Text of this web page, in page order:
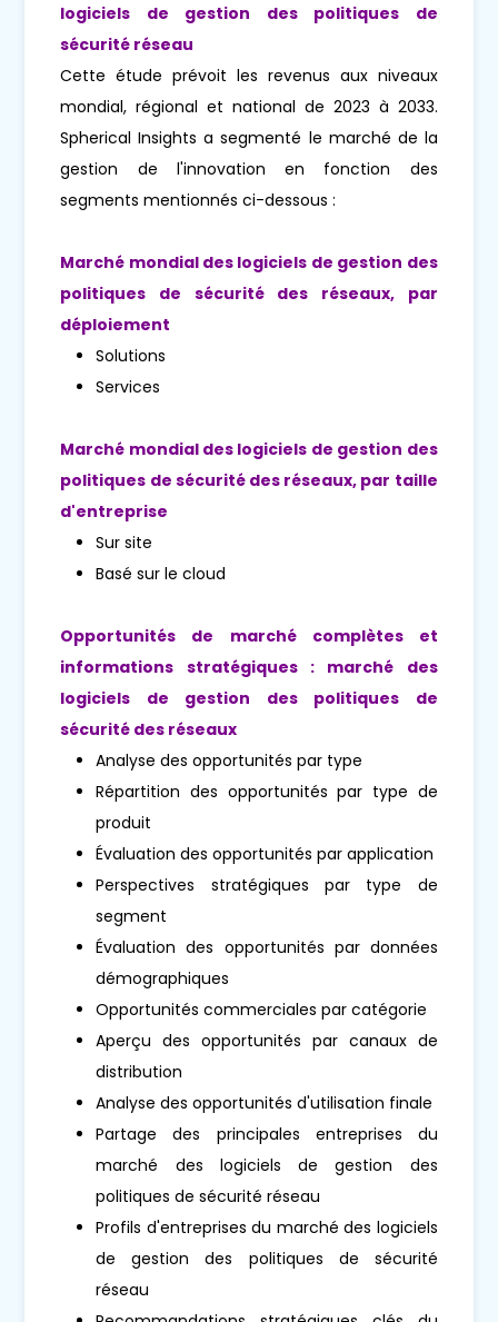
logiciels de gestion des politiques de
sécurité réseau
Cette étude prévoit les revenus aux niveaux
mondial, régional et national de 2023 à 2033.
Spherical Insights a segmenté le marché de la
gestion de l'innovation en fonction des
segments mentionnés ci-dessous :
Marché mondial des logiciels de gestion des
politiques de sécurité des réseaux, par
déploiement
Solutions
Services
Marché mondial des logiciels de gestion des
politiques de sécurité des réseaux, par taille
d'entreprise
Sur site
Basé sur le cloud
Opportunités de marché complètes et
informations stratégiques : marché des
logiciels de gestion des politiques de
sécurité des réseaux
Analyse des opportunités par type
Répartition des opportunités par type de
produit
Évaluation des opportunités par application
Perspectives stratégiques par type de
segment
Évaluation des opportunités par données
démographiques
Opportunités commerciales par catégorie
Aperçu des opportunités par canaux de
distribution
Analyse des opportunités d'utilisation finale
Partage des principales entreprises du
marché des logiciels de gestion des
politiques de sécurité réseau
Profils d'entreprises du marché des logiciels
de gestion des politiques de sécurité
réseau